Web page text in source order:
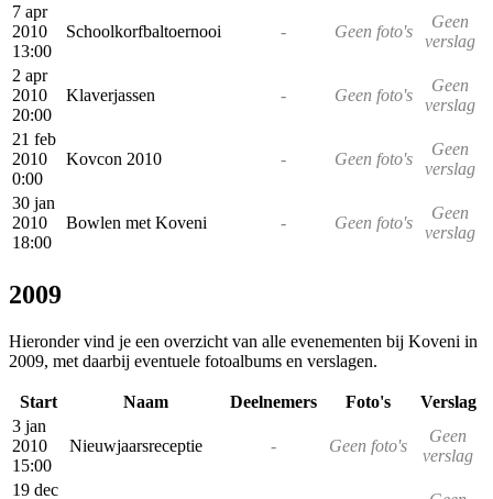
7 apr
2010
13:00
Schoolkorfbaltoernooi - Geen foto's
Geen
verslag
2 apr
2010
20:00
Klaverjassen - Geen foto's
Geen
verslag
21 feb
2010
0:00
Kovcon 2010 - Geen foto's
Geen
verslag
30 jan
2010
18:00
Bowlen met Koveni - Geen foto's
Geen
verslag
2009
Hieronder vind je een overzicht van alle evenementen bij Koveni in
2009, met daarbij eventuele fotoalbums en verslagen.
Start Naam Deelnemers Foto's
Verslag
3 jan
2010
15:00
Nieuwjaarsreceptie - Geen foto's
Geen
verslag
19 dec